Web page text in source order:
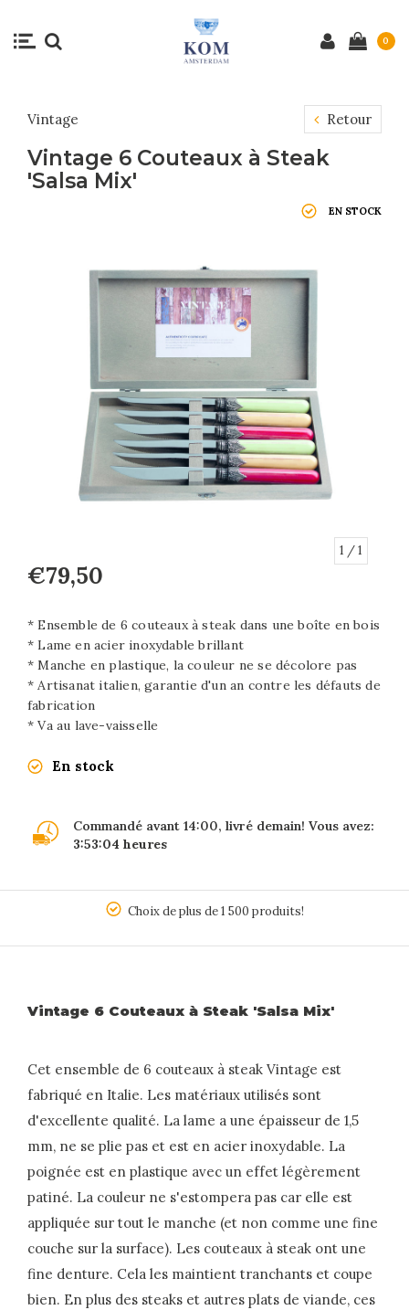
0
Vintage Retour
Vintage 6 Couteaux à Steak
'Salsa Mix'
EN STOCK
1 / 1
€79,50
* Ensemble de 6 couteaux à steak dans une boîte en bois
* Lame en acier inoxydable brillant
* Manche en plastique, la couleur ne se décolore pas
* Artisanat italien, garantie d'un an contre les défauts de
fabrication
* Va au lave-vaisselle
En stock
Commandé avant 14:00, livré demain! Vous avez:
3:53:04 heures
Choix de plus de 1 500 produits!
Vintage 6 Couteaux à Steak 'Salsa Mix'
Cet ensemble de 6 couteaux à steak Vintage est
fabriqué en Italie. Les matériaux utilisés sont
d'excellente qualité. La lame a une épaisseur de 1,5
mm, ne se plie pas et est en acier inoxydable. La
poignée est en plastique avec un effet légèrement
patiné. La couleur ne s'estompera pas car elle est
appliquée sur tout le manche (et non comme une fine
couche sur la surface). Les couteaux à steak ont une
fine denture. Cela les maintient tranchants et coupe
bien. En plus des steaks et autres plats de viande, ces